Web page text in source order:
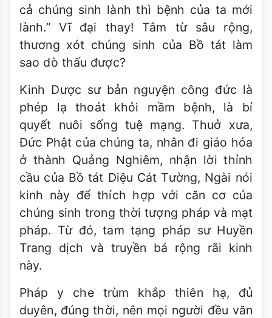
cả chúng sinh lành thì bệnh của ta mới
lành.” Vĩ đại thay! Tâm từ sâu rộng,
thương xót chúng sinh của Bồ tát làm
sao dò thấu được?
Kinh Dược sư bản nguyện công đức là
phép lạ thoát khỏi mầm bệnh, là bí
quyết nuôi sống tuệ mạng. Thuở xưa,
Đức Phật của chúng ta, nhân đi giáo hóa
ở thành Quảng Nghiêm, nhận lời thỉnh
cầu của Bồ tát Diệu Cát Tường, Ngài nói
kinh này để thích hợp với căn cơ của
chúng sinh trong thời tượng pháp và mạt
pháp. Từ đó, tam tạng pháp sư Huyền
Trang dịch và truyền bá rộng rãi kinh
này.
Pháp y che trùm khắp thiên hạ, đủ
duyên, đúng thời, nên mọi người đều văn